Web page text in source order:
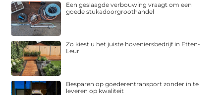
Een geslaagde verbouwing vraagt om een
goede stukadoorgroothandel
Zo kiest u het juiste hoveniersbedrijf in Etten-
Leur
Besparen op goederentransport zonder in te
leveren op kwaliteit